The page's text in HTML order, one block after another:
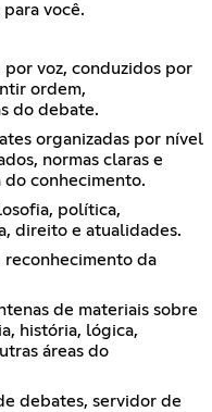
você.
voz, conduzidos por
ordem,
do debate.
organizadas por nível
normas claras e
do conhecimento.
política,
direito e atualidades.
reconhecimento da
de materiais sobre
história, lógica,
áreas do
debates, servidor de